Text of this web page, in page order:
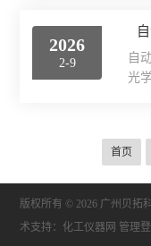
配
一
与
的
是
境
实
运
样
2026
2-9
自
光
区
而
理
过
首页
版权所有 © 2026 广州贝拓
术支持： 化工仪器网 管理